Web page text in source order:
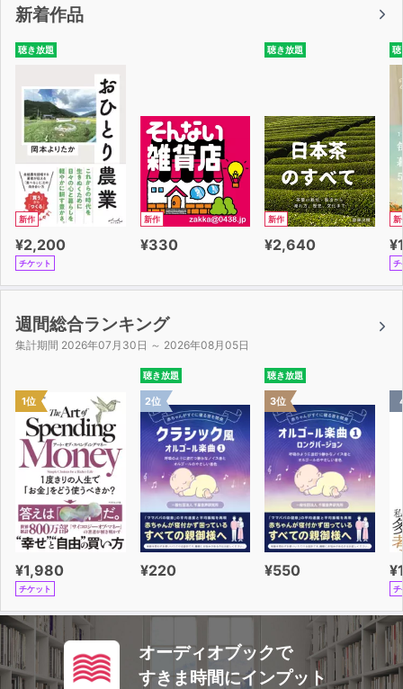
新着作品
聴き放題
新作
¥2,200
チケット
新作
¥330
聴き放題
新作
¥2,640
聴
新
チ
週間総合ランキング
集計期間 2026年07月30日 ～ 2026年08月05日
1位
¥1,980
チケット
聴き放題
2位
¥220
聴き放題
3位
¥550
チ
オーディオブックで
すきま時間にインプット